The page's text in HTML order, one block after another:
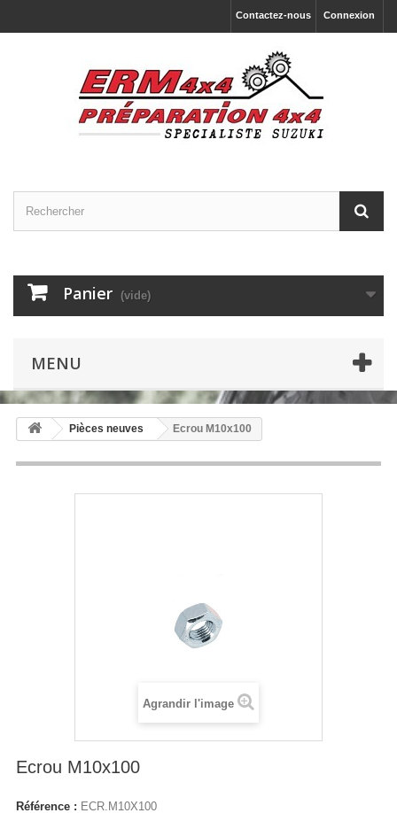
Connexion
Contactez-nous
Panier (vide)
MENU
Pièces neuves Ecrou M10x100
Agrandir l'image
Ecrou M10x100
Référence : ECR.M10X100